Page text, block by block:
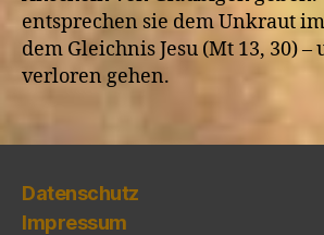
entsprechen sie dem Unkraut
dem Gleichnis Jesu (Mt 13, 30)
verloren gehen.
Datenschutz
Impressum